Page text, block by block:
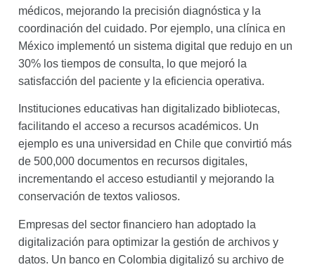
médicos, mejorando la precisión diagnóstica y la
coordinación del cuidado. Por ejemplo, una clínica en
México implementó un sistema digital que redujo en un
30% los tiempos de consulta, lo que mejoró la
satisfacción del paciente y la eficiencia operativa.
Instituciones educativas han digitalizado bibliotecas,
facilitando el acceso a recursos académicos. Un
ejemplo es una universidad en Chile que convirtió más
de 500,000 documentos en recursos digitales,
incrementando el acceso estudiantil y mejorando la
conservación de textos valiosos.
Empresas del sector financiero han adoptado la
digitalización para optimizar la gestión de archivos y
datos. Un banco en Colombia digitalizó su archivo de